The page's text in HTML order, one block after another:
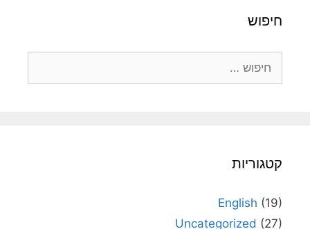
חיפוש
קטגוריות
English (19)
Uncategorized (27)